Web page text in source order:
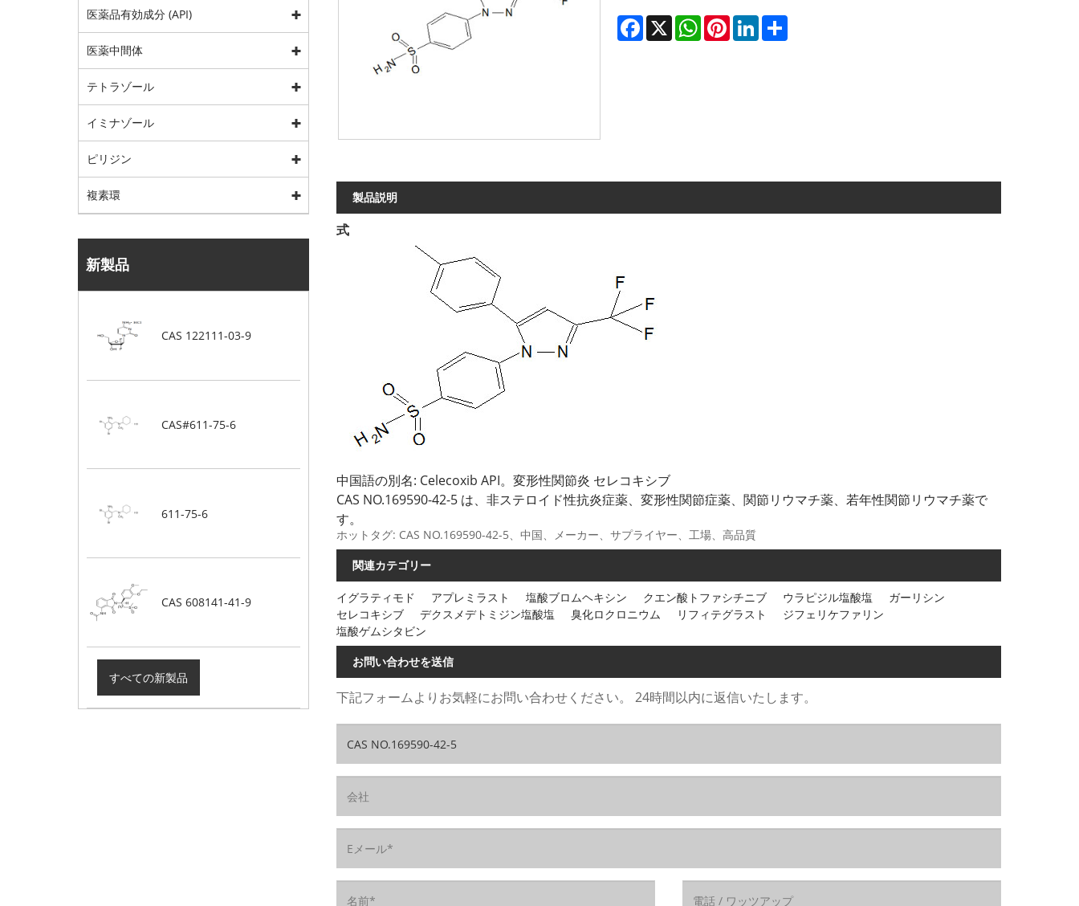
医薬品有効成分 (API)
医薬中間体
テトラゾール
イミナゾール
ピリジン
複素環
新製品
CAS 122111-03-9
CAS#611-75-6
611-75-6
CAS 608141-41-9
すべての新製品
Facebook
X WhatsAppPinterestLinkedInShare
製品説明
式
中国語の別名: Celecoxib API。変形性関節炎 セレコキシブ
CAS NO.169590-42-5 は、非ステロイド性抗炎症薬、変形性関節症薬、関節リウマチ薬、若年性関節リウマチ薬で
す。
ホットタグ: CAS NO.169590-42-5、中国、メーカー、サプライヤー、工場、高品質
関連カテゴリー
イグラティモド アプレミラスト 塩酸ブロムヘキシン クエン酸トファシチニブ ウラピジル塩酸塩
ガーリシン
セレコキシブ
デクスメデトミジン塩酸塩 臭化ロクロニウム リフィテグラスト
ジフェリケファリン
塩酸ゲムシタビン
お問い合わせを送信
下記フォームよりお気軽にお問い合わせください。 24時間以内に返信いたします。